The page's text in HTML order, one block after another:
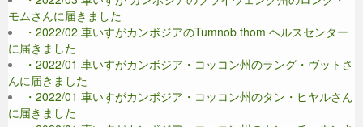
モムさんに届きました
・2022/02 車いすがカンボジアのTumnob thom ヘルスセンター
に届きました
・2022/01 車いすがカンボジア・コッコン州のラング・ヴットさ
んに届きました
・2022/01 車いすがカンボジア・コッコン州のタン・ヒヤルさん
に届きました